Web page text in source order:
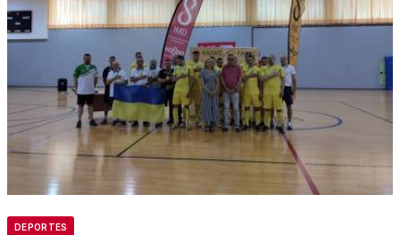
DEPORTES